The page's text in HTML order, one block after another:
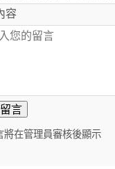
容
言
將在管理員審核後顯示